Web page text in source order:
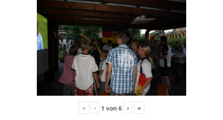
« ‹ 1 von 6 › »